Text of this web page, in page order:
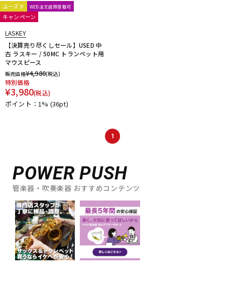
ユーズド WEB注文店頭受取可
キャンペーン
LASKEY
【決算売り尽くしセール】USED 中
古 ラスキー / 50MC トランペット用
マウスピース
販売価格¥4,980(税込)
特別価格
¥3,980(税込)
ポイント：1% (36pt)
1
POWER PUSH
管楽器・吹奏楽器 おすすめコンテンツ